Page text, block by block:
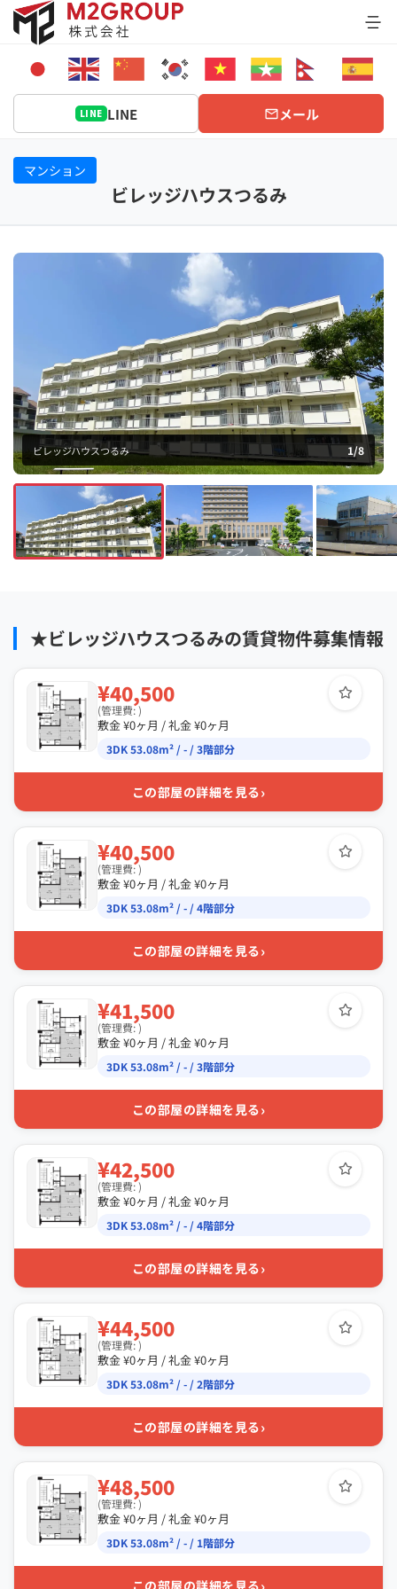
Bỏ
qua
dung
LINE LINE メール
マンション
ビレッジハウスつるみ
ビレッジハウスつるみ 1/8
★ビレッジハウスつるみの賃貸物件募集情報
¥40,500
(管理費: )
敷金 ¥0ヶ月 / 礼金 ¥0ヶ月
3DK 53.08m² / - / 3階部分
この部屋の詳細を見る›
¥40,500
(管理費: )
敷金 ¥0ヶ月 / 礼金 ¥0ヶ月
3DK 53.08m² / - / 4階部分
この部屋の詳細を見る›
¥41,500
(管理費: )
敷金 ¥0ヶ月 / 礼金 ¥0ヶ月
3DK 53.08m² / - / 3階部分
この部屋の詳細を見る›
¥42,500
(管理費: )
敷金 ¥0ヶ月 / 礼金 ¥0ヶ月
3DK 53.08m² / - / 4階部分
この部屋の詳細を見る›
¥44,500
(管理費: )
敷金 ¥0ヶ月 / 礼金 ¥0ヶ月
3DK 53.08m² / - / 2階部分
この部屋の詳細を見る›
¥48,500
(管理費: )
敷金 ¥0ヶ月 / 礼金 ¥0ヶ月
3DK 53.08m² / - / 1階部分
この部屋の詳細を見る